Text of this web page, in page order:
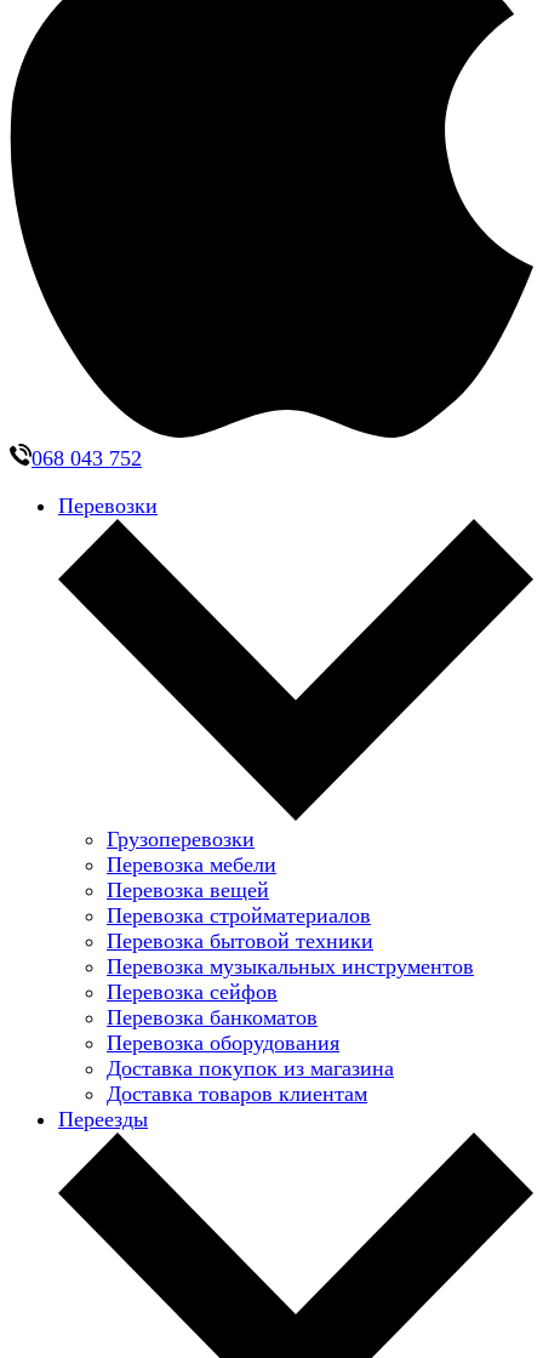
068 043 752
Перевозки
Грузоперевозки
Перевозка мебели
Перевозка вещей
Перевозка стройматериалов
Перевозка бытовой техники
Перевозка музыкальных инструментов
Перевозка сейфов
Перевозка банкоматов
Перевозка оборудования
Доставка покупок из магазина
Доставка товаров клиентам
Переезды